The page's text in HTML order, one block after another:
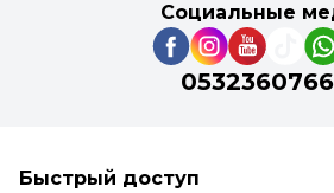
Социальные
Быстрый доступ